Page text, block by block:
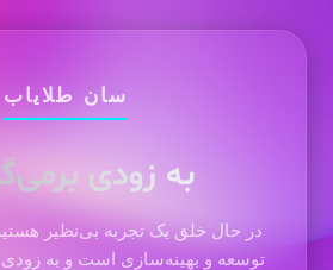
سان طلایاب
به زودی
در حال خلق یک تجربه بی‌نظیر
توسعه و بهینه‌سازی است و به زودی